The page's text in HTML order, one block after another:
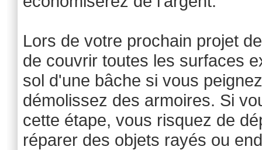
Lors de votre prochain projet
de couvrir toutes les surfaces
sol d'une bâche si vous
démolissez des armoires. Si
cette étape, vous risquez de
réparer des objets rayés ou